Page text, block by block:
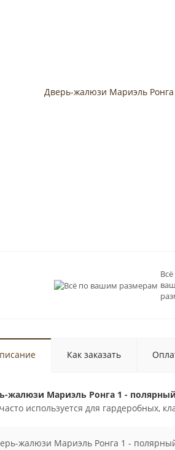
Как заказать
жалюзи Мариэль Ронга 1 - полярный
используется для гардеробных,
жалюзи Мариэль Ронга 1 -